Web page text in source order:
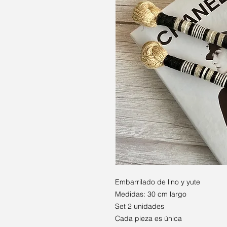
Embarrilado de lino y yute
Medidas: 30 cm largo
Set 2 unidades
Cada pieza es única